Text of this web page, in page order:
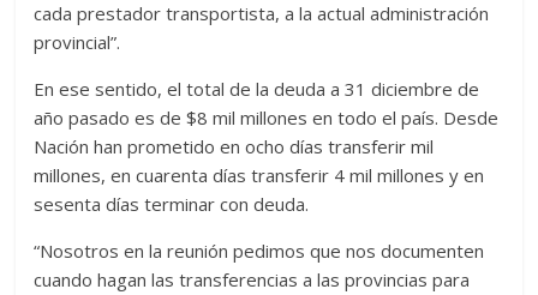
cada prestador transportista, a la actual administración
provincial”.
En ese sentido, el total de la deuda a 31 diciembre de
año pasado es de $8 mil millones en todo el país. Desde
Nación han prometido en ocho días transferir mil
millones, en cuarenta días transferir 4 mil millones y en
sesenta días terminar con deuda.
“Nosotros en la reunión pedimos que nos documenten
cuando hagan las transferencias a las provincias para